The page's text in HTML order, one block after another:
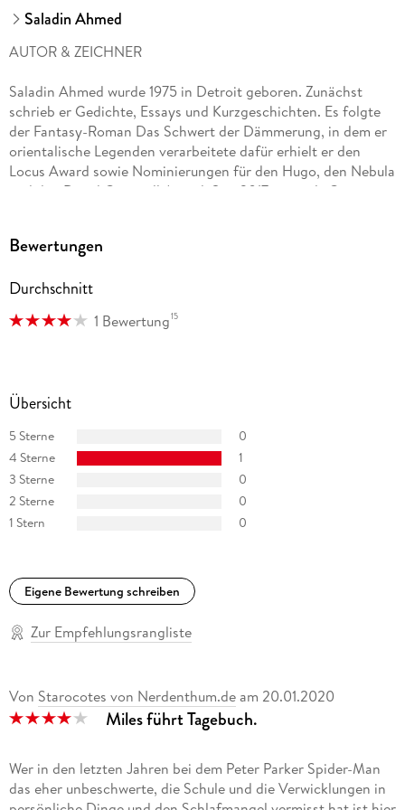
Saladin Ahmed
AUTOR & ZEICHNER
Saladin Ahmed wurde 1975 in Detroit geboren. Zunächst
schrieb er Gedichte, Essays und Kurzgeschichten. Es folgte
der Fantasy-Roman Das Schwert der Dämmerung, in dem er
orientalische Legenden verarbeitete dafür erhielt er den
Locus Award sowie Nominierungen für den Hugo, den Nebula
und den David Gemmell Award. Seit 2017 ist er als Comic-
Peter Parker im schwarzen Symbionten-Kostüm der 80er, bei
Javier Garrón lebt und arbeitet in Barcelona. Bevor er Miles
Soloserie übernahm, gestaltete er z. B. SECRET EMPIRE
einem Update von Peter Quills Herkunftsgeschichte, DEATH
OF X: DIE RACHE DER MUTANTEN, INHUMANS VS. X-MEN,
BATMAN ETERNAL sowie den turbulenten Einzelband ANT-
MAN UND WASP: ABENTEUER IM MICROVERSE.
Bewertungen
Durchschnitt
1 Bewertung15
Übersicht
5 Sterne
0
4 Sterne
1
3 Sterne
0
2 Sterne
0
1 Stern
0
Eigene Bewertung schreiben
Zur Empfehlungsrangliste
Von Starocotes von Nerdenthum.de am 20.01.2020
Miles führt Tagebuch.
Wer in den letzten Jahren bei dem Peter Parker Spider-Man
das eher unbeschwerte, die Schule und die Verwicklungen in